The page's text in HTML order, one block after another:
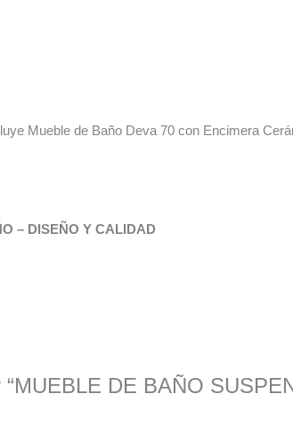
Mueble de Baño Deva 70 con Encimera
– DISEÑO Y CALIDAD
DE BAÑO